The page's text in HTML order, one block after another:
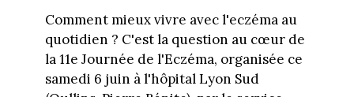
Comment mieux vivre avec l'eczéma au
quotidien ? C'est la question au cœur de
la 11e Journée de l'Eczéma, organisée ce
samedi 6 juin à l'hôpital Lyon Sud